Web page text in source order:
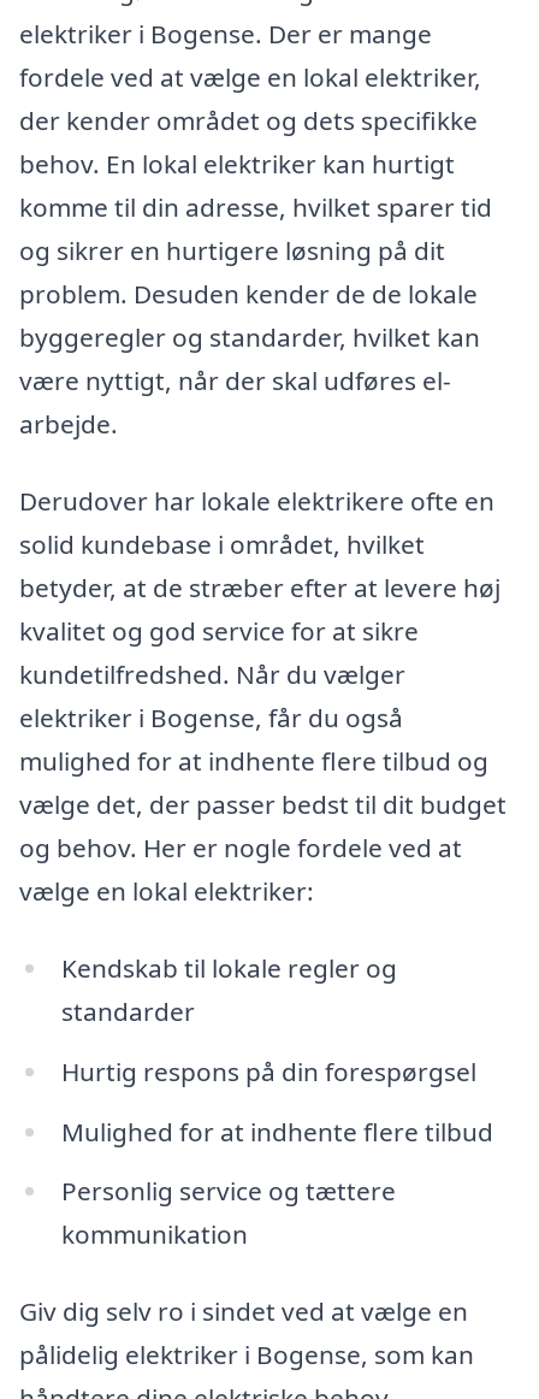
elektriker i Bogense. Der er mange
fordele ved at vælge en lokal elektriker,
der kender området og dets specifikke
behov. En lokal elektriker kan hurtigt
komme til din adresse, hvilket sparer tid
og sikrer en hurtigere løsning på dit
problem. Desuden kender de de lokale
byggeregler og standarder, hvilket kan
være nyttigt, når der skal udføres el-
arbejde.
Derudover har lokale elektrikere ofte en
solid kundebase i området, hvilket
betyder, at de stræber efter at levere høj
kvalitet og god service for at sikre
kundetilfredshed. Når du vælger
elektriker i Bogense, får du også
mulighed for at indhente flere tilbud og
vælge det, der passer bedst til dit budget
og behov. Her er nogle fordele ved at
vælge en lokal elektriker:
Kendskab til lokale regler og
standarder
Hurtig respons på din forespørgsel
Mulighed for at indhente flere tilbud
Personlig service og tættere
kommunikation
Giv dig selv ro i sindet ved at vælge en
pålidelig elektriker i Bogense, som kan